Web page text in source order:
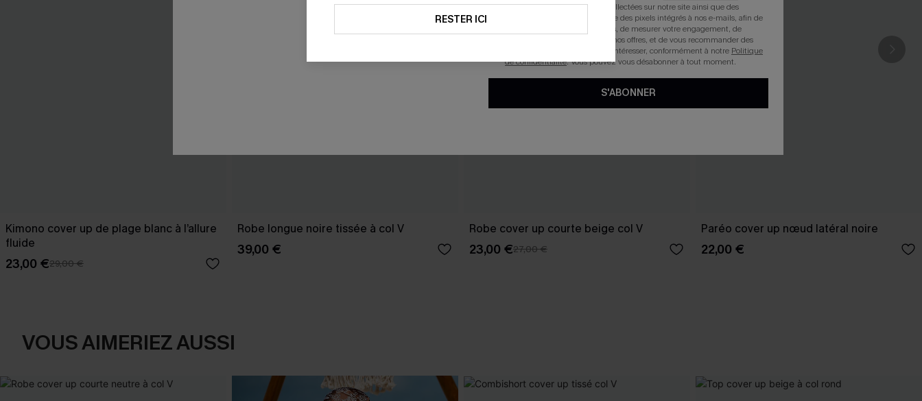
Kimono cover up de plage blanc à l’allure
fluide
23,00 €29,00 €
Robe longue noire tissée à col V
39,00 €
Robe cover up courte beige col V
23,00 €27,00 €
Paréo cover up nœud latéral noire
22,00 €
VOUS AIMERIEZ AUSSI
RESTER ICI
pouvons utiliser les données collectées sur notre site ainsi que des
technologies de suivi, telles que des pixels intégrés à nos e-mails, afin de
savoir si ceux-ci ont été ouverts, de mesurer votre engagement, de
personnaliser nos contenus et nos offres, et de vous recommander des
produits susceptibles de vous intéresser, conformément à notre Politique
de confidentialité. Vous pouvez vous désabonner à tout moment.
S'ABONNER